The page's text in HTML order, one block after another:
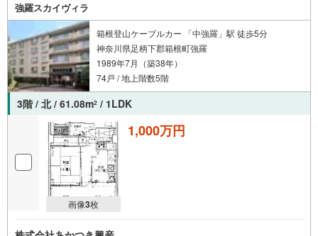
強羅スカイヴィラ
箱根登山ケーブルカー 「中強羅」駅 徒歩5分
神奈川県足柄下郡箱根町強羅
1989年7月（築38年）
74戸 / 地上階数5階
3階 / 北 / 61.08m2 / 1LDK
画像3枚
1,000万円